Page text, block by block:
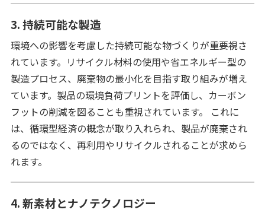
3. 持続可能な製造
環境への影響を考慮した持続可能な物づくりが重要視さ
れています。リサイクル材料の使用や省エネルギー型の
製造プロセス、廃棄物の最小化を目指す取り組みが増え
ています。製品の環境負荷プリントを評価し、カーボン
フットの削減を図ることも重視されています。 これに
は、循環型経済の概念が取り入れられ、製品が廃棄され
るのではなく、再利用やリサイクルされることが求めら
れます。
4. 新素材とナノテクノロジー